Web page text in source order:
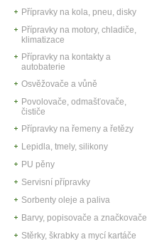
Přípravky na kola, pneu, disky
Přípravky na motory, chladiče,
klimatizace
Přípravky na kontakty a
autobaterie
Osvěžovače a vůně
Povolovače, odmašťovače,
čističe
Přípravky na řemeny a řetězy
Lepidla, tmely, silikony
PU pěny
Servisní přípravky
Sorbenty oleje a paliva
Barvy, popisovače a značkovače
Stěrky, škrabky a mycí kartáče